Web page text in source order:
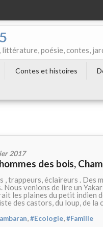
littérature, poésie, contes,
Contes et histoires
2017
des bois,
, trappeurs, éclaireurs . Des
Nous venions de lire un
les plaines du petit indien
des castors, du loup, de la
,#Ecologie,#Famille